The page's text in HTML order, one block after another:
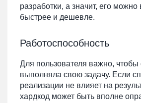
разработки, а значит, его можно
быстрее и дешевле.
Работоспособность
Для пользователя важно, чтобы
выполняла свою задачу. Если
реализации не влияет на
хардкод может быть вполне